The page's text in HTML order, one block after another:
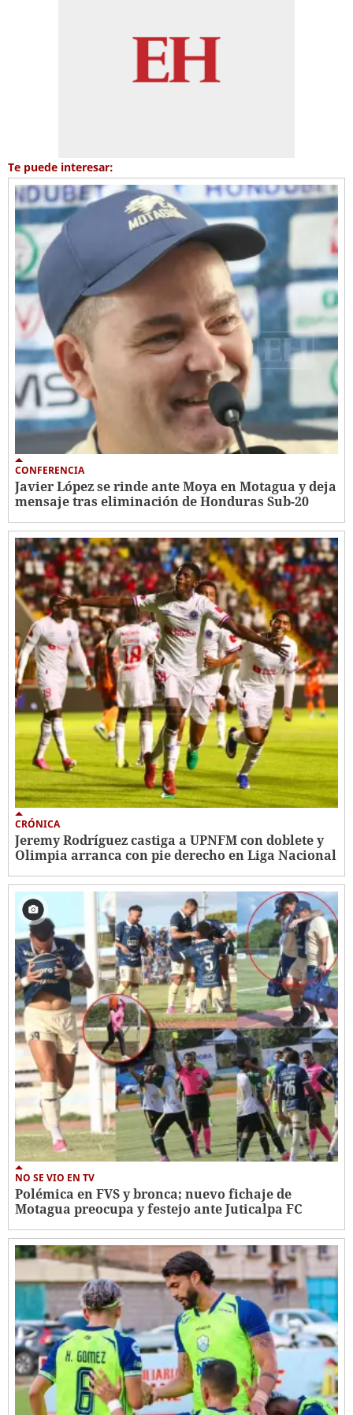
Te puede interesar:
CONFERENCIA
Javier López se rinde ante Moya en Motagua y deja
mensaje tras eliminación de Honduras Sub-20
CRÓNICA
Jeremy Rodríguez castiga a UPNFM con doblete y
Olimpia arranca con pie derecho en Liga Nacional
NO SE VIO EN TV
Polémica en FVS y bronca; nuevo fichaje de
Motagua preocupa y festejo ante Juticalpa FC